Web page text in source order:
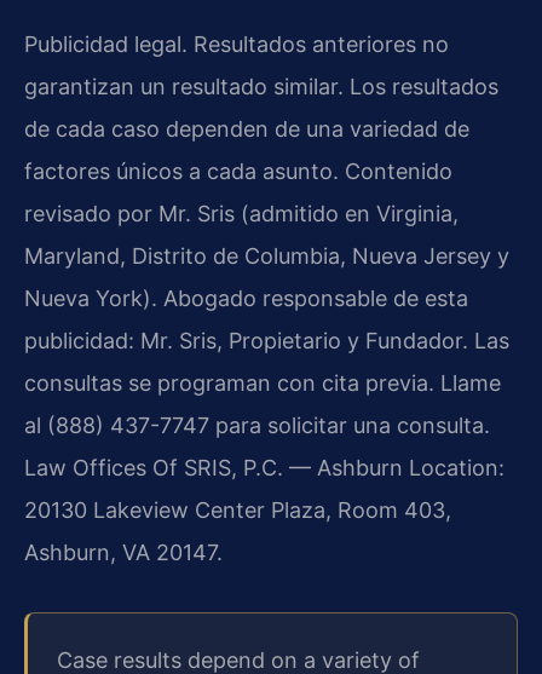
Publicidad legal. Resultados anteriores no
garantizan un resultado similar. Los resultados
de cada caso dependen de una variedad de
factores únicos a cada asunto. Contenido
revisado por Mr. Sris (admitido en Virginia,
Maryland, Distrito de Columbia, Nueva Jersey y
Nueva York). Abogado responsable de esta
publicidad: Mr. Sris, Propietario y Fundador. Las
consultas se programan con cita previa. Llame
al (888) 437-7747 para solicitar una consulta.
Law Offices Of SRIS, P.C. — Ashburn Location:
20130 Lakeview Center Plaza, Room 403,
Ashburn, VA 20147.
Case results depend on a variety of